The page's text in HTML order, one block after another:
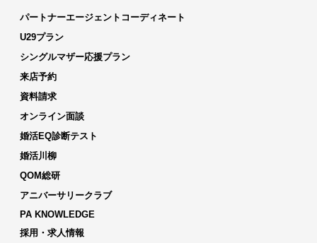
パートナーエージェントコーディネート
U29プラン
シングルマザー応援プラン
来店予約
資料請求
オンライン面談
婚活EQ診断テスト
婚活川柳
QOM総研
アニバーサリークラブ
PA KNOWLEDGE
採用・求人情報